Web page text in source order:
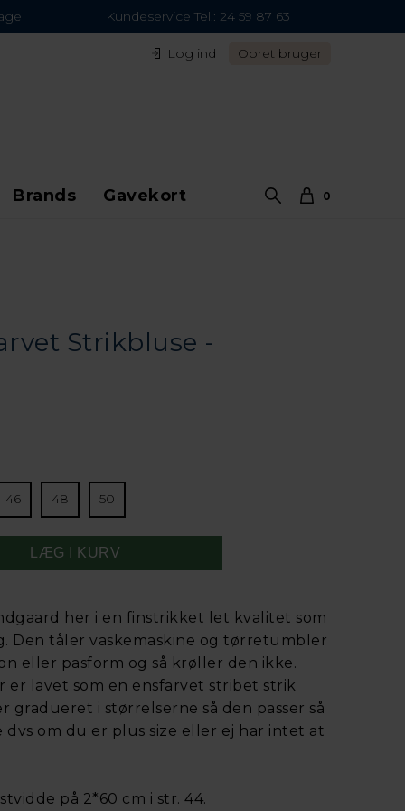
Kundeservice Tel.: 24 59 87 63
Log ind Opret bruger
Brands Gavekort 0
Strikbluse -
46 48 50
her i en finstrikket let kvalitet som
Den tåler vaskemaskine og tørretumbler
eller pasform og så krøller den ikke.
lavet som en ensfarvet stribet strik
gradueret i størrelserne så den passer så
om du er plus size eller ej har intet at
på 2*60 cm i str. 44.